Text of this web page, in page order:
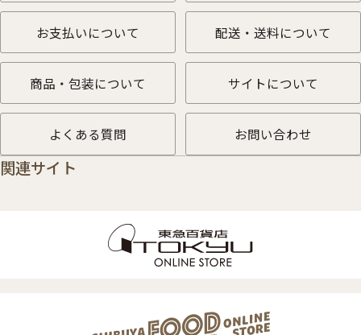
お支払いについて 配送・送料について
商品・包装について サイトについて
よくある質問 お問い合わせ
関連サイト